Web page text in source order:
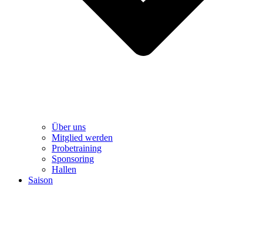
Über uns
Mitglied werden
Probetraining
Sponsoring
Hallen
Saison